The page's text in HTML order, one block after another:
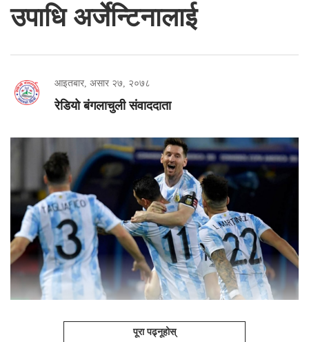
उपाधि अर्जेन्टिनालाई
आइतबार, असार २७, २०७८
रेडियो बंगलाचुली संवाददाता
पूरा पढ्नूहोस्